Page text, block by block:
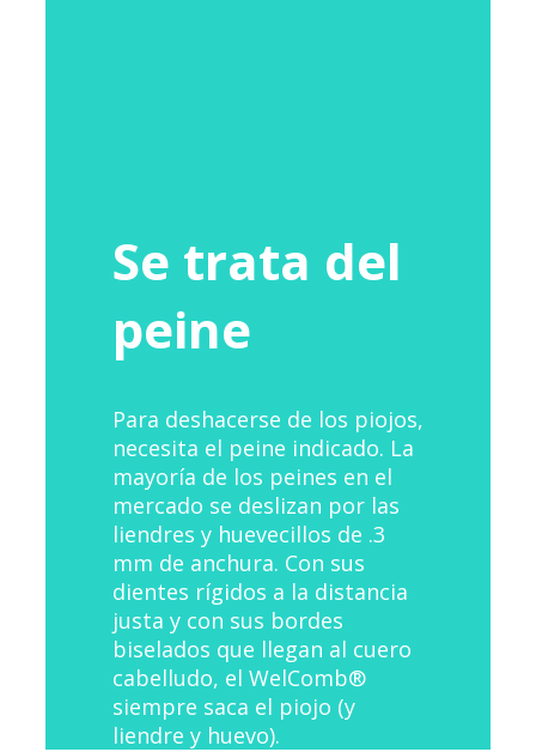
Se trata del
peine
Para deshacerse de los piojos,
necesita el peine indicado. La
mayoría de los peines en el
mercado se deslizan por las
liendres y huevecillos de .3
mm de anchura. Con sus
dientes rígidos a la distancia
justa y con sus bordes
biselados que llegan al cuero
cabelludo, el WelComb®
siempre saca el piojo (y
liendre y huevo).